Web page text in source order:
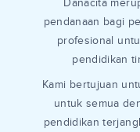
pendanaan bagi
profesional
pendidikan
Kami bertujuan
untuk semua
pendidikan